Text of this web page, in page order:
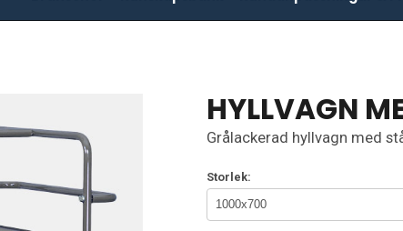
HYLLVAGN
Grålackerad hyllvagn med
Storlek: